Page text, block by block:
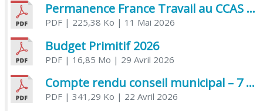
Permanence France Travail au CCAS de Saujon Juin 2026
PDF| 225,38 Ko | 11 Mai 2026
Budget Primitif 2026
PDF| 16,85 Mo | 29 Avril 2026
Compte rendu conseil municipal – 7 avril 2026
PDF| 341,29 Ko | 22 Avril 2026